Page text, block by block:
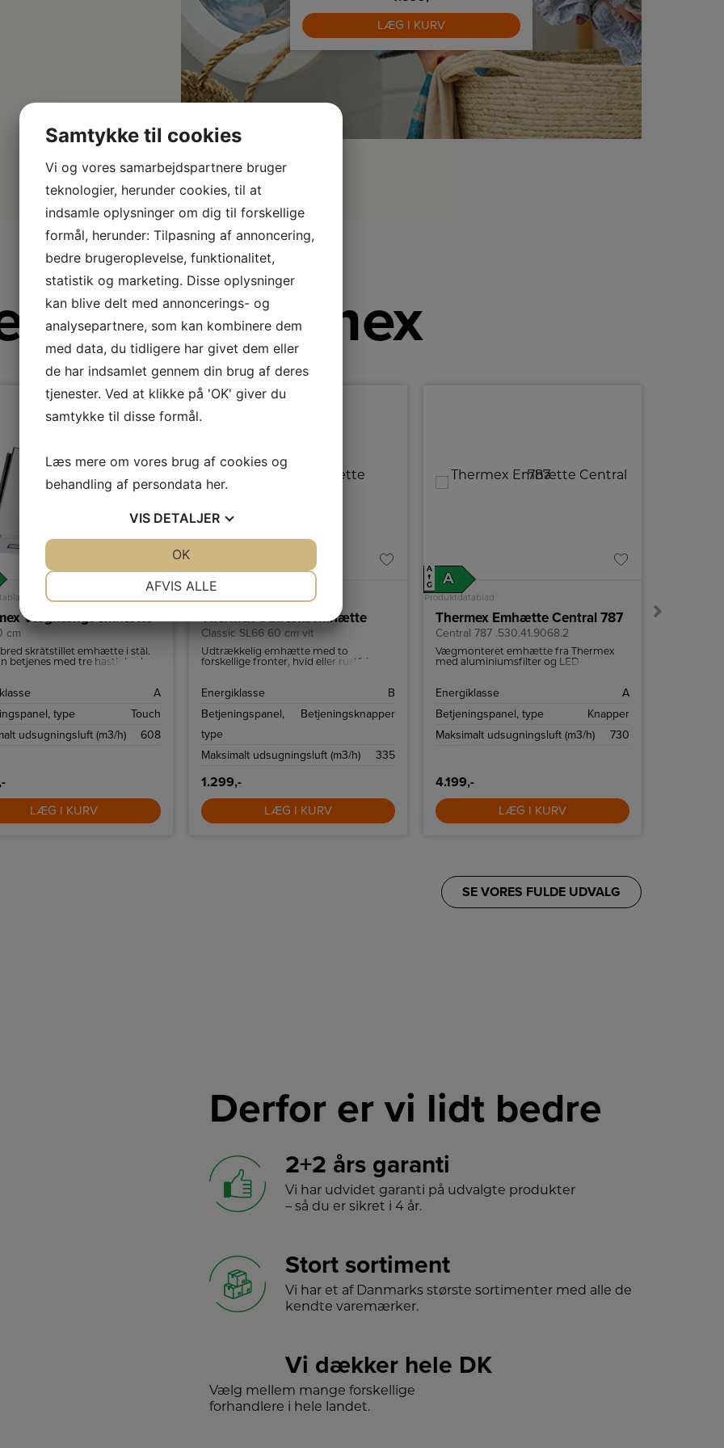
LÆG I KURV
programmer
LÆG I KURV
fra Thermex
Væghængt emhætte
cm
skråtstillet emhætte i stål.
betjenes med tre hastigheder.
A
type
Touch
udsugningsluft (m3/h)
608
LÆG I KURV
G
B
Thermex Udtræksemhætte
Classic SL66 60 cm vit
Udtrækkelig emhætte med to
forskellige fronter, hvid eller rustfri.
belysning, 2 x 2 W.
Energiklasse
B
Betjeningspanel,
type
Betjeningsknapper
Maksimalt udsugningsluft (m3/h) 335
1.299,-
LÆG I KURV
A
↑
G
A
Produktdatablad
Thermex Emhætte Central 787
Central 787 .530.41.9068.2
Vægmonteret emhætte fra Thermex
med aluminiumsfilter og LED-
Energiklasse
A
Betjeningspanel, type
Knapper
Maksimalt udsugningsluft (m3/h)
730
4.199,-
LÆG I KURV
SE VORES FULDE UDVALG
Derfor er vi lidt bedre
2+2 års garanti
Vi har udvidet garanti på udvalgte produkter
– så du er sikret i 4 år.
Stort sortiment
Vi har et af Danmarks største sortimenter med alle de
kendte varemærker.
Vi dækker hele DK
Vælg mellem mange forskellige
forhandlere i hele landet.
Samtykke til cookies
Vi og vores samarbejdspartnere bruger
teknologier, herunder cookies, til at
indsamle oplysninger om dig til forskellige
formål, herunder: Tilpasning af annoncering,
bedre brugeroplevelse, funktionalitet,
statistik og marketing. Disse oplysninger
kan blive delt med annoncerings- og
analysepartnere, som kan kombinere dem
med data, du tidligere har givet dem eller
de har indsamlet gennem din brug af deres
tjenester. Ved at klikke på 'OK' giver du
samtykke til disse formål.
Læs mere om vores brug af cookies og
behandling af persondata her.
VIS DETALJER
STATISTIK
AFVIS ALLE
OK